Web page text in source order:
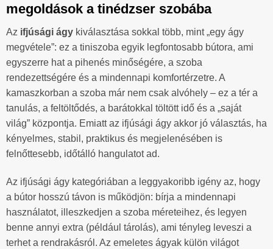
megoldások a tinédzser szobába
Az ifjúsági ágy kiválasztása sokkal több, mint „egy ágy
megvétele”: ez a tiniszoba egyik legfontosabb bútora, ami
egyszerre hat a pihenés minőségére, a szoba
rendezettségére és a mindennapi komfortérzetre. A
kamaszkorban a szoba már nem csak alvóhely – ez a tér a
tanulás, a feltöltődés, a barátokkal töltött idő és a „saját
világ” központja. Emiatt az ifjúsági ágy akkor jó választás, ha
kényelmes, stabil, praktikus és megjelenésében is
felnőttesebb, időtálló hangulatot ad.
Az ifjúsági ágy kategóriában a leggyakoribb igény az, hogy
a bútor hosszú távon is működjön: bírja a mindennapi
használatot, illeszkedjen a szoba méreteihez, és legyen
benne annyi extra (például tárolás), ami tényleg leveszi a
terhet a rendrakásról. Az emeletes ágyak külön világot